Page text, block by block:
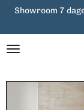
Ga
naar
de
Showroom 7